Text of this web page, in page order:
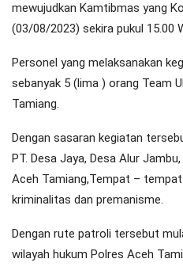
mewujudkan Kamtibmas yang
(03/08/2023) sekira pukul 15.00
Personel yang melaksanakan
sebanyak 5 (lima ) orang Team
Tamiang.
Dengan sasaran kegiatan
PT. Desa Jaya, Desa Alur
Aceh Tamiang,Tempat –
kriminalitas dan premanisme.
Dengan rute patroli tersebut
wilayah hukum Polres Aceh